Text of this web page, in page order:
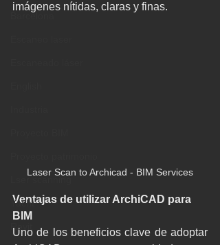
Barcelona
Yacht
Revit
imágenes nítidas, claras y finas.
Laser Scan to Archicad - BIM Services
Ventajas de utilizar ArchiCAD para
BIM
Uno de los beneficios clave de adoptar